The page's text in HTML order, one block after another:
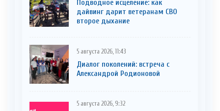
Подводное исцеление: как
дайвинг дарит ветеранам СВО
второе дыхание
5 августа 2026, 11:43
Диалог поколений: встреча с
Александрой Родионовой
5 августа 2026, 9:32